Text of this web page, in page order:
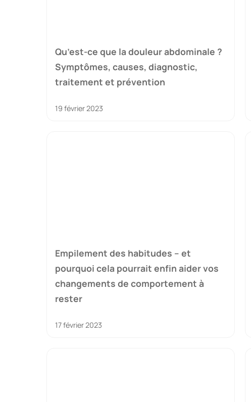
Qu’est-ce que la douleur abdominale ?
Symptômes, causes, diagnostic,
traitement et prévention
19 février 2023
Empilement des habitudes – et
pourquoi cela pourrait enfin aider vos
changements de comportement à
rester
17 février 2023